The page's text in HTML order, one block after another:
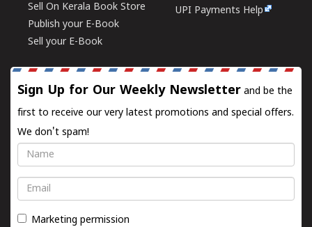
Sell On Kerala Book Store
Publish your E-Book
Sell your E-Book
UPI Payments Help
Sign Up for Our Weekly Newsletter and be the
first to receive our very latest promotions and special offers.
We don't spam!
Name
Email
Marketing permission